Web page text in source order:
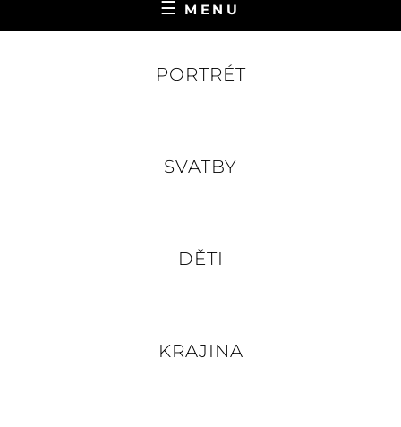
MENU
PORTRÉT
SVATBY
DĚTI
KRAJINA